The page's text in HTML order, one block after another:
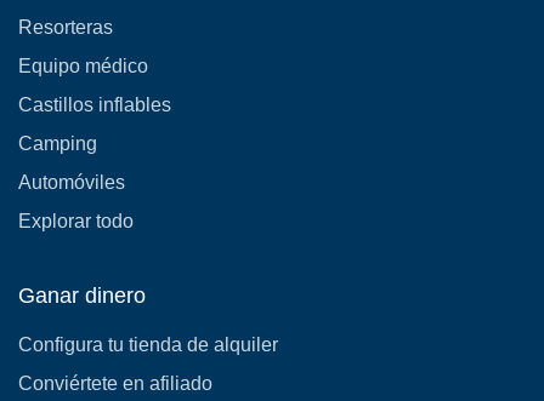
Resorteras
Equipo médico
Castillos inflables
Camping
Automóviles
Explorar todo
Ganar dinero
Configura tu tienda de alquiler
Conviértete en afiliado